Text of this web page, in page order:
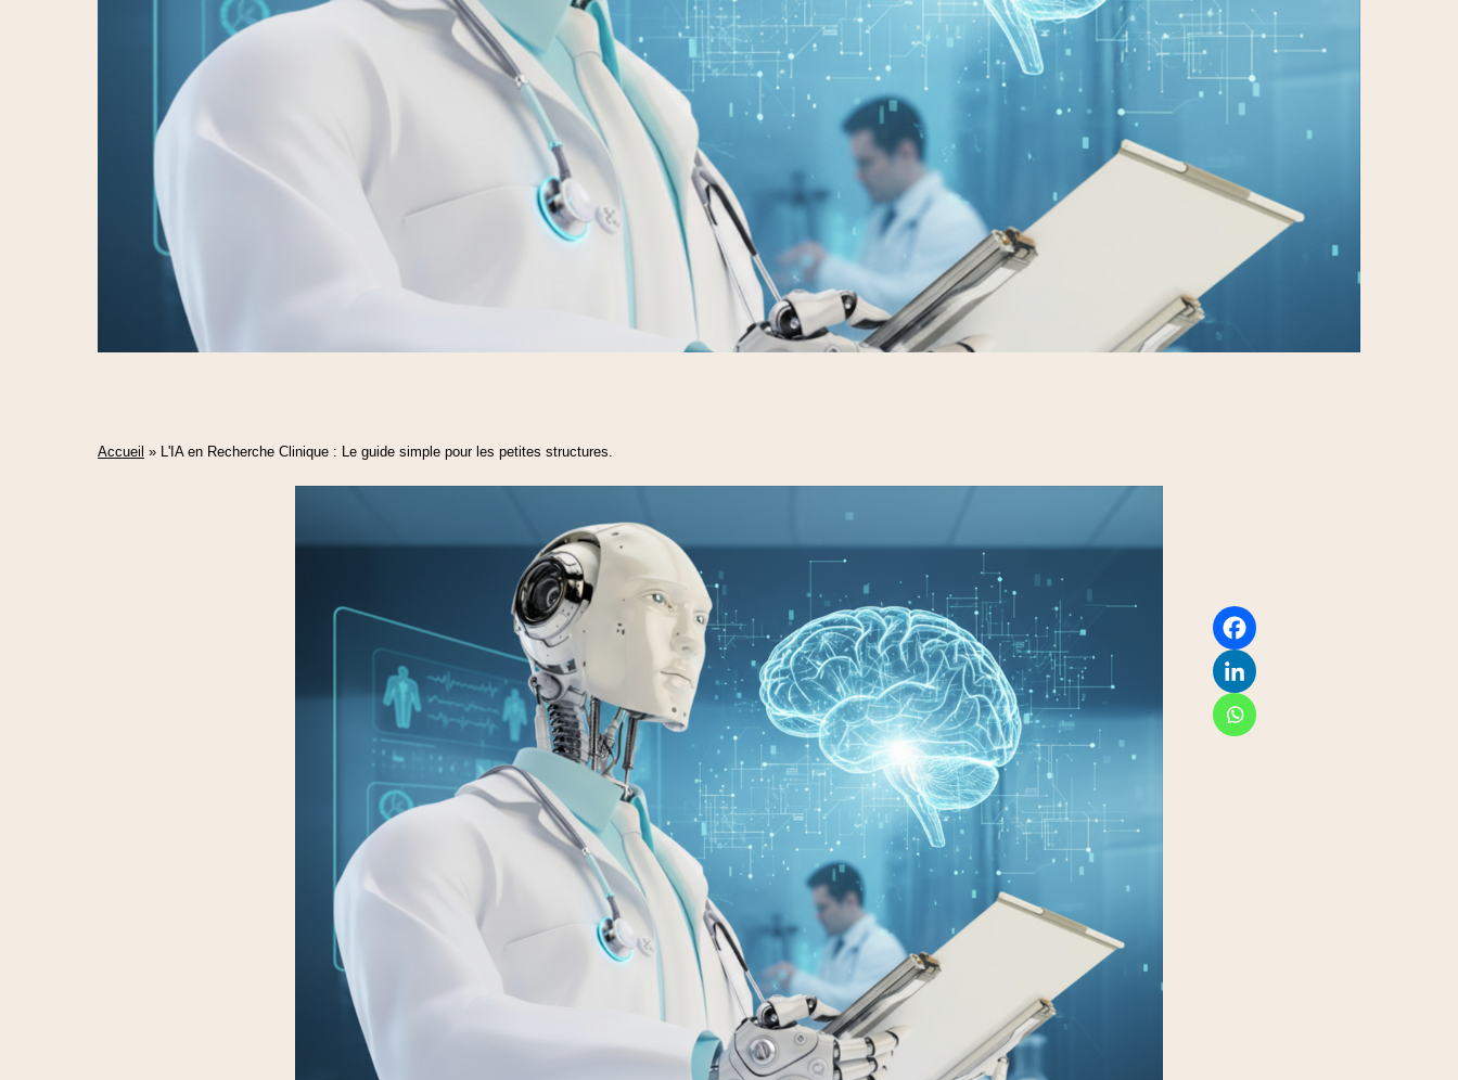
Accueil » L'IA en Recherche Clinique : Le guide simple pour les petites structures.